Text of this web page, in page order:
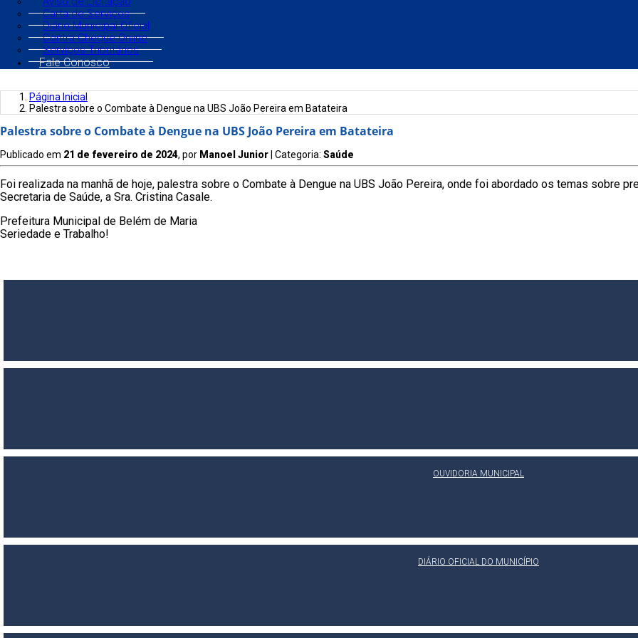
Carta de Serviços
Diário Municipal Oficial
Contra Cheque Online
Serviços Tributários
Fale Conosco
Página Inicial
Palestra sobre o Combate à Dengue na UBS João Pereira em Batateira
Palestra sobre o Combate à Dengue na UBS João Pereira em Batateira
Publicado em 21 de fevereiro de 2024, por Manoel Junior | Categoria: Saúde
Foi realizada na manhã de hoje, palestra sobre o Combate à Dengue na UBS João Pereira, onde foi abordado os temas sobre
Secretaria de Saúde, a Sra. Cristina Casale.
Prefeitura Municipal de Belém de Maria
Seriedade e Trabalho!
OUVIDORIA MUNICIPAL
DIÁRIO OFICIAL DO MUNICÍPIO